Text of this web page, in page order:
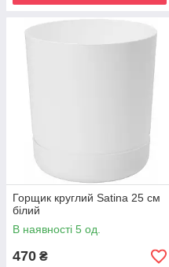
Горщик круглий Satina 25 см
білий
В наявності 5 од.
470 ₴